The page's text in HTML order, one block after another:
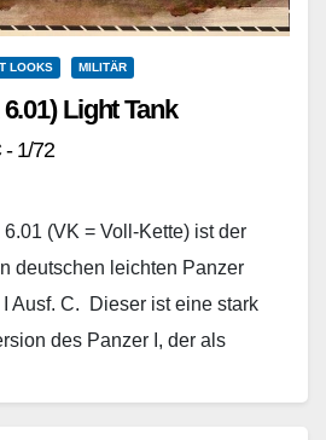
LOOKS MILITÄR
Light Tank
- 1/72
(VK = Voll-Kette) ist der
deutschen leichten Panzer
Ausf. C. Dieser ist eine stark
des Panzer I, der als